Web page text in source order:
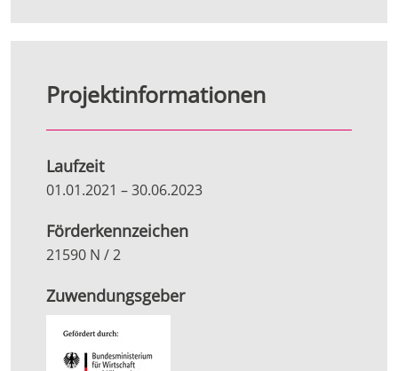
Projektinformationen
Laufzeit
01.01.2021 –30.06.2023
Förderkennzeichen
21590 N / 2
Zuwendungsgeber